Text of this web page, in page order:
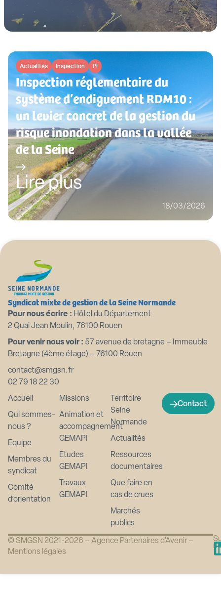
Actualités Inspection PI
Inspection réglementaire du
système d’endiguement RDM10 :
un levier concret de la gestion du
risque inondation dans la vallée
de la Seine
Lire plus
18/03/2026
Syndicat mixte de gestion de la Seine Normande
Pour nous écrire : Hôtel du Département
2 Quai Jean Moulin, 76100 Rouen
Pour venir nous voir : 57 avenue de bretagne – Immeuble
Bretagne (4ème étage) – 76100 Rouen
contact@smgsn.fr
02 79 18 22 30
Accueil
Qui sommes-
nous ?
Equipe
Membres du
syndicat
Comité
d’orientation
Missions
Animation et
accompagnement
GEMAPI
Etudes
GEMAPI
Travaux
GEMAPI
Territoire
Seine
Normande
Actualités
Ressources
documentaires
Que faire en
cas de crues
Marchés
publics
Contact
© SMGSN 2021-2026 – Agence Partenaires d’Avenir –
Mentions légales